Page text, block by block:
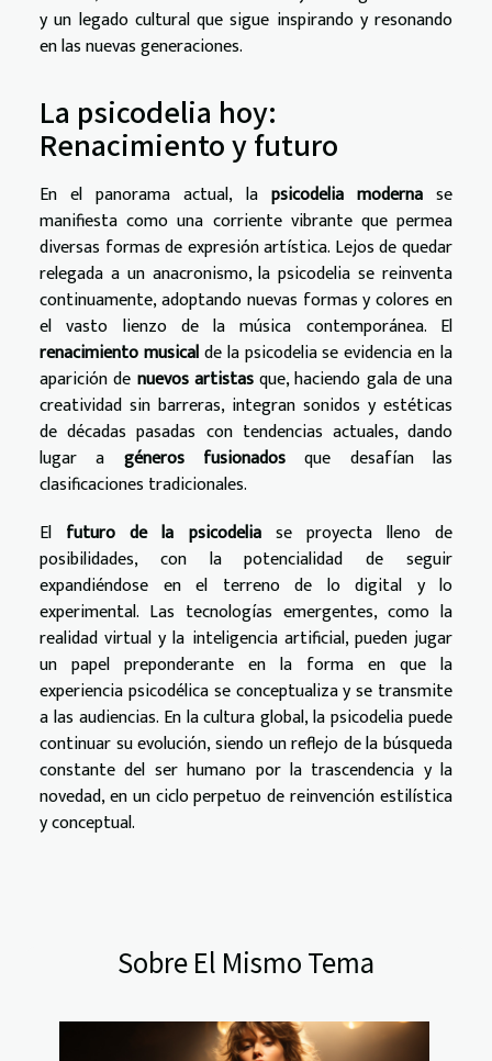
y un legado cultural que sigue inspirando y resonando
en las nuevas generaciones.
La psicodelia hoy:
Renacimiento y futuro
En el panorama actual, la psicodelia modernase
manifiesta como una corriente vibrante que permea
diversas formas de expresión artística. Lejos de quedar
relegada a un anacronismo, la psicodelia se reinventa
continuamente, adoptando nuevas formas y colores en
el vasto lienzo de la música contemporánea. El
renacimiento musicalde la psicodelia se evidencia en la
aparición de nuevos artistasque, haciendo gala de una
creatividad sin barreras, integran sonidos y estéticas
de décadas pasadas con tendencias actuales, dando
lugar a géneros fusionados que desafían las
clasificaciones tradicionales.
El futuro de la psicodeliase proyecta lleno de
posibilidades, con la potencialidad de seguir
expandiéndose en el terreno de lo digital y lo
experimental. Las tecnologías emergentes, como la
realidad virtual y la inteligencia artificial, pueden jugar
un papel preponderante en la forma en que la
experiencia psicodélica se conceptualiza y se transmite
a las audiencias. En la cultura global, la psicodelia puede
continuar su evolución, siendo un reflejo de la búsqueda
constante del ser humano por la trascendencia y la
novedad, en un ciclo perpetuo de reinvención estilística
y conceptual.
Sobre El Mismo Tema